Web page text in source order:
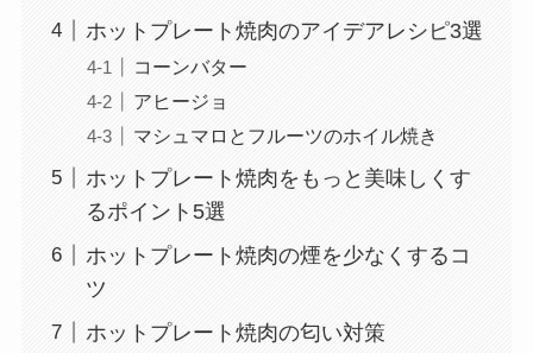
ホットプレート焼肉のアイデアレシピ3選
コーンバター
アヒージョ
マシュマロとフルーツのホイル焼き
ホットプレート焼肉をもっと美味しくす
るポイント5選
ホットプレート焼肉の煙を少なくするコ
ツ
ホットプレート焼肉の匂い対策